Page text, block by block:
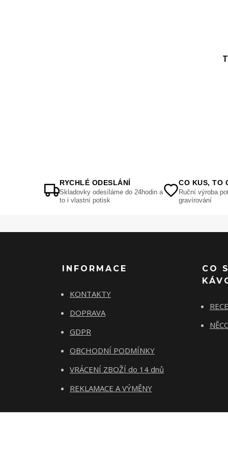
RYCHLÉ ODESLÁNÍ
Skladovky odesíláme do 24hodin a
to i vlastní potisk
CO KUS, TO
Ruční výroba
gravírování
INFORMACE
KONTAKTY
DOPRAVA
GDPR
OBCHODNÍ PODMÍNKY
VRÁCENÍ ZBOŽÍ do 14 dnů
REKLAMACE A VÝMĚNY
CO